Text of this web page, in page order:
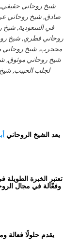
شيخ روحاني
صادق, شيخ روحاني
في السعودية,
روحاني قطري, شيخ
مججرب, شيخ روحاني
شيخ روحاني موثوق,
لجلب الحبيب,
يعد الشيخ الروحاني
تعتبر الخبرة
وفعّالة في مجال
يقدم حلولًا فعالة